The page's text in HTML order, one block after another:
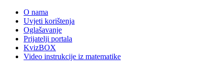
O nama
Uvjeti korištenja
Oglašavanje
Prijatelji portala
KvizBOX
Video instrukcije iz matematike